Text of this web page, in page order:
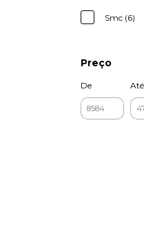
Smc (6)
Preço
De Até